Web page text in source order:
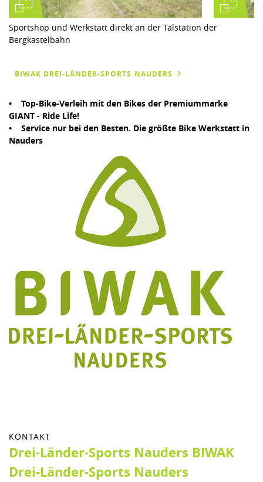
Sportshop und Werkstatt direkt an der Talstation der
Bergkastelbahn
BIWAK DREI-LÄNDER-SPORTS NAUDERS
• Top-Bike-Verleih mit den Bikes der Premiummarke
GIANT - Ride Life!
• Service nur bei den Besten. Die größte Bike Werkstatt in
Nauders
KONTAKT
Drei-Länder-Sports Nauders BIWAK
Drei-Länder-Sports Nauders